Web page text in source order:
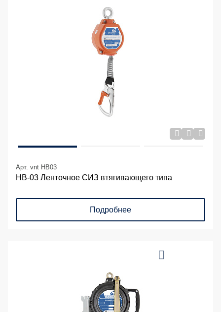
Арт. vnt HB03
НВ-03 Ленточное СИЗ втягивающего типа
Подробнее